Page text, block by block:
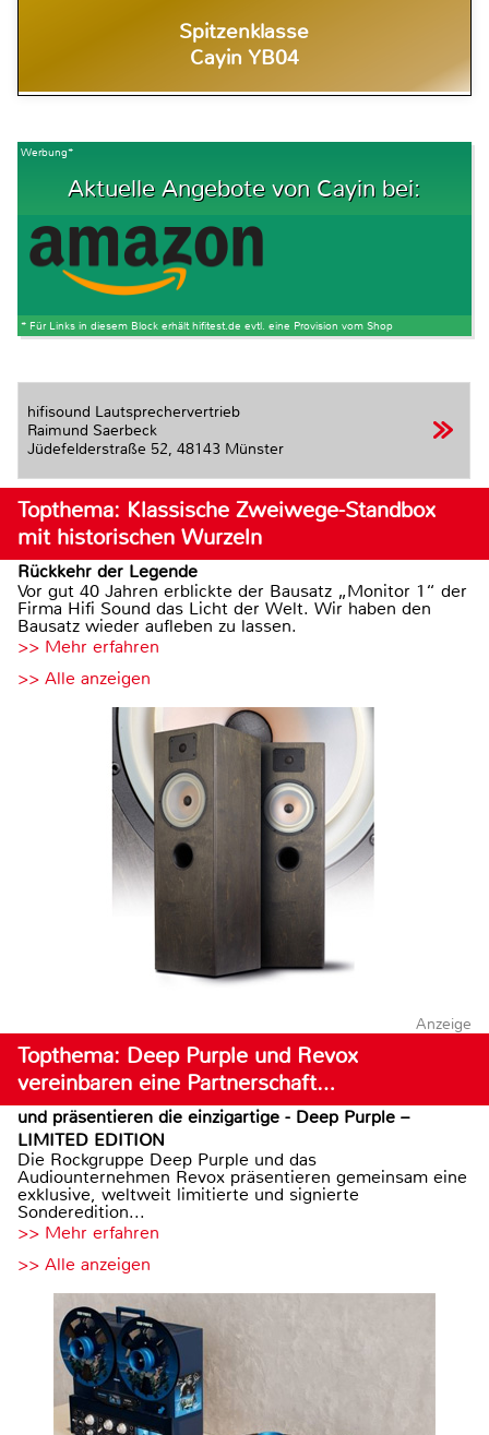
Spitzenklasse
Cayin YB04
Werbung*
Aktuelle Angebote von Cayin bei:
* Für Links in diesem Block erhält hifitest.de evtl. eine Provision vom Shop
hifisound Lautsprechervertrieb
Raimund Saerbeck
Jüdefelderstraße 52, 48143 Münster
Topthema: Klassische Zweiwege-Standbox
mit historischen Wurzeln
Rückkehr der Legende
Vor gut 40 Jahren erblickte der Bausatz „Monitor 1“ der
Firma Hifi Sound das Licht der Welt. Wir haben den
Bausatz wieder aufleben zu lassen.
>> Mehr erfahren
>> Alle anzeigen
Anzeige
Topthema: Deep Purple und Revox
vereinbaren eine Partnerschaft…
und präsentieren die einzigartige - Deep Purple –
LIMITED EDITION
Die Rockgruppe Deep Purple und das
Audiounternehmen Revox präsentieren gemeinsam eine
exklusive, weltweit limitierte und signierte
Sonderedition...
>> Mehr erfahren
>> Alle anzeigen